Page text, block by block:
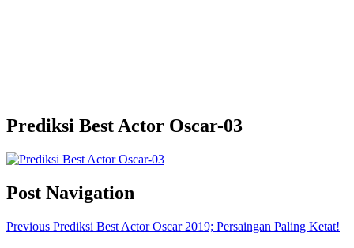
Prediksi Best Actor Oscar-03
Post Navigation
Previous Prediksi Best Actor Oscar 2019; Persaingan Paling Ketat!